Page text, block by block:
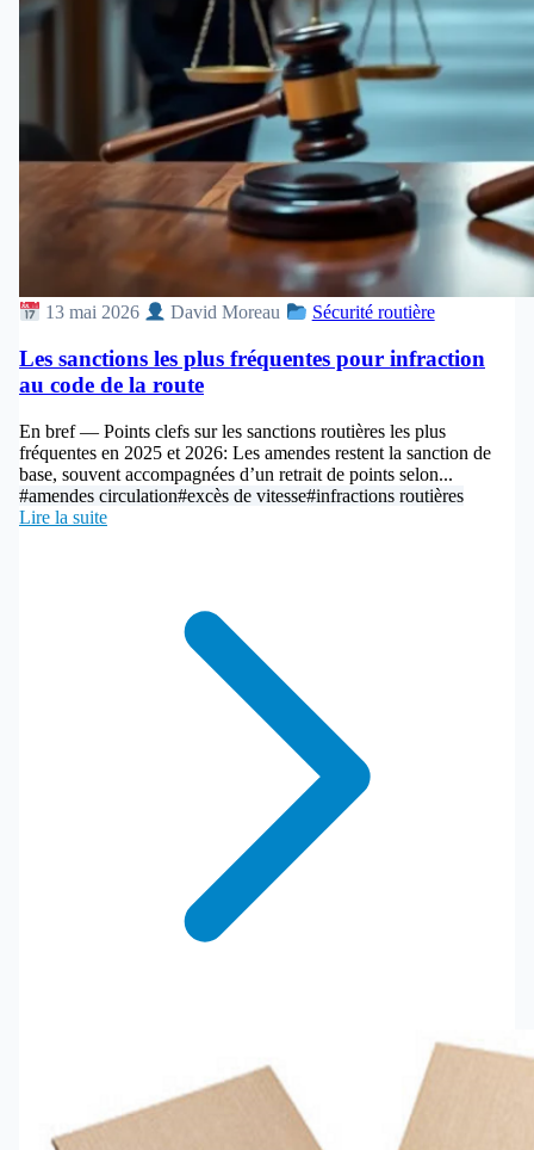
13 mai 2026 David Moreau Sécurité routière
Les sanctions les plus fréquentes pour infraction
au code de la route
En bref — Points clefs sur les sanctions routières les plus
fréquentes en 2025 et 2026: Les amendes restent la sanction de
base, souvent accompagnées d’un retrait de points selon...
#amendes circulation#excès de vitesse#infractions routières
Lire la suite